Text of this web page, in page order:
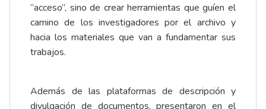
“acceso”, sino de crear herramientas que guíen el
camino de los investigadores por el archivo y
hacia los materiales que van a fundamentar sus
trabajos.
Además de las plataformas de descripción y
divulgación de documentos, presentaron en el